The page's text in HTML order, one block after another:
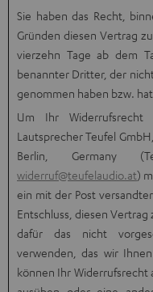
Sie haben das Recht,
Gründen diesen Vertrag
vierzehn Tage ab dem
benannter Dritter, der
genommen haben bzw.
Um Ihr Widerrufsrecht
Lautsprecher Teufel
Berlin, Germany
widerruf@teufelaudio.at)
ein mit der Post
Entschluss, diesen
dafür das nicht
verwenden, das wir
können Ihr Widerrufsrecht